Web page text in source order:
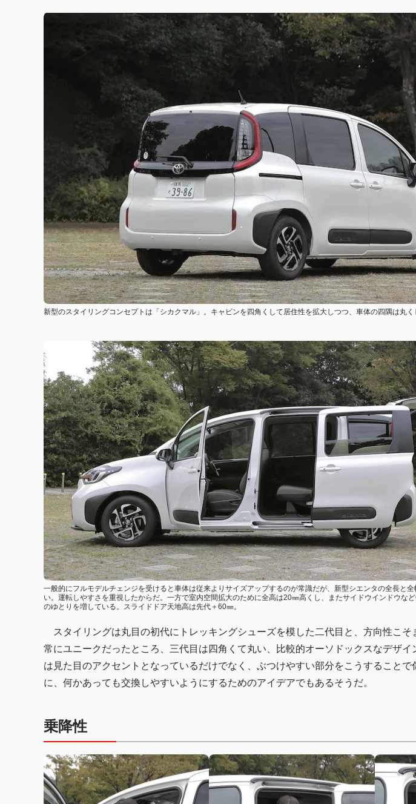
新型のスタイリングコンセプトは「シカクマル」。キャビンを四角くして居住性を拡大しつつ、車体の四隅は丸く
一般的にフルモデルチェンジを受けると車体は従来よりサイズアップするのが常識だが、新型シエンタの全長と
い。運転しやすさを重視したからだ。一方で室内空間拡大のために全高は20㎜高くし、またサイドウインドウな
のゆとりを増している。スライドドア天地高は先代＋60㎜。
スタイリングは丸目の初代にトレッキングシューズを模した二代目と、方向性こそ
常にユニークだったところ、三代目は四角くて丸い、比較的オーソドックスなデザイ
は見た目のアクセントとなっているだけでなく、ぶつけやすい部分をこうすることで
に、何かあっても交換しやすいようにするためのアイデアでもあるそうだ。
乗降性